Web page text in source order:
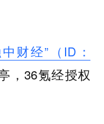
财经”（ID：
，36氪经授权